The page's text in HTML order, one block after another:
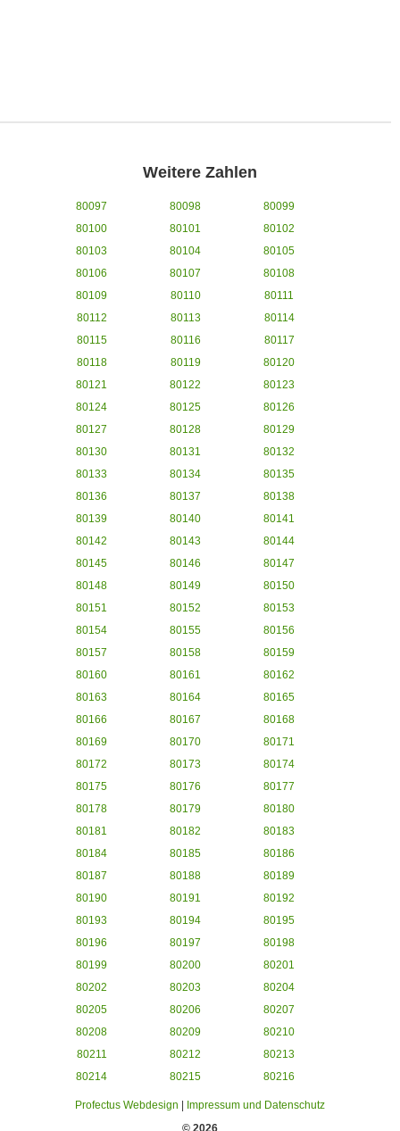
Weitere Zahlen
80097 80098
80099
80100
80101
80102
80103
80104
80105
80106
80107
80108
80109
80110
80111
80112
80113
80114
80115
80116
80117
80118
80119
80120
80121
80122
80123
80124
80125
80126
80127
80128
80129
80130
80131
80132
80133
80134
80135
80136
80137
80138
80139
80140
80141
80142
80143
80144
80145
80146
80147
80148
80149
80150
80151
80152
80153
80154
80155
80156
80157
80158
80159
80160
80161
80162
80163
80164
80165
80166
80167
80168
80169
80170
80171
80172
80173
80174
80175
80176
80177
80178
80179
80180
80181
80182
80183
80184
80185
80186
80187
80188
80189
80190
80191
80192
80193
80194
80195
80196
80197
80198
80199
80200
80201
80202
80203
80204
80205
80206
80207
80208
80209
80210
80211
80212
80213
80214
80215 80216
Profectus Webdesign
Impressum und Datenschutz